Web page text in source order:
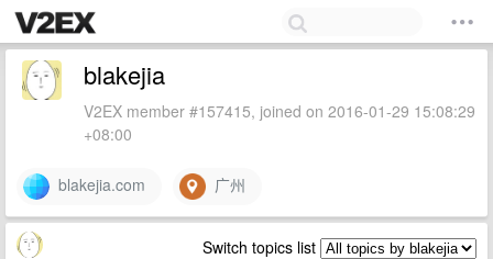
blakejia
V2EX member #157415, joined on 2016-01-29 15:08:29
+08:00
blakejia.com 广州
Switch topics list